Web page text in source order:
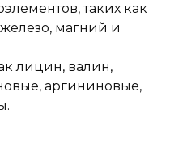
таких как
магний и
лицин, валин,
аргининовые,